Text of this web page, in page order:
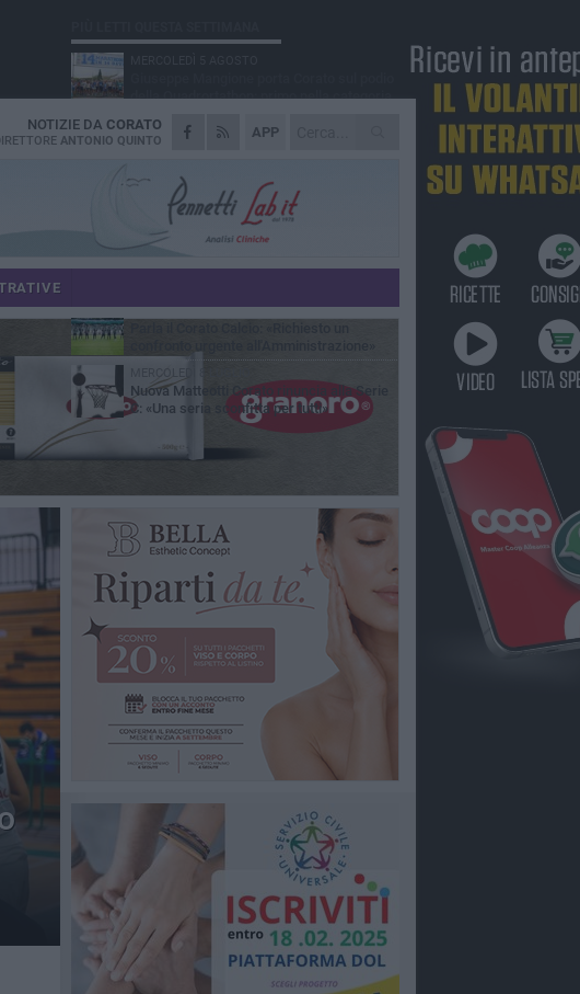
APP
NOTIZIE DA CORATO
ANTONIO QUINTO
della Quadrortathon: primo nella categoria
LUNEDÌ 3 AGOSTO
ErbeNobili Basket Corato, Vincenzo
GIOVEDÌ 30 LUGLIO
Corato Calcio al campionato di Promozione
Pugliese: «Costruiamo un percorso solido e
GIOVEDÌ 25 GIUGNO
Corato Calcio, l’Amministrazione comunale
LUNEDÌ 15 GIUGNO
Nuova Matteotti Corato rinuncia alla Serie
C: «Una seria sconfitta per tutti»